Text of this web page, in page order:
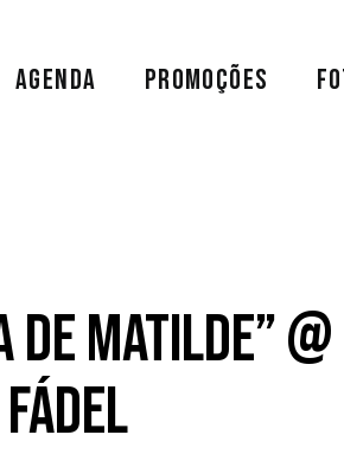
AGENDA PROMOÇÕES
Matilde” @